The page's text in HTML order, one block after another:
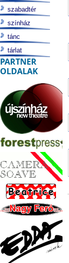
szabadtér
színház
tánc
tárlat
PARTNER
OLDALAK